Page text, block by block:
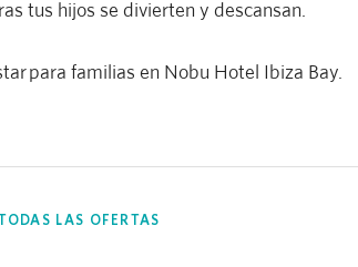
tus hijos se divierten y descansan.
para familias en Nobu Hotel Ibiza Bay.
LAS OFERTAS